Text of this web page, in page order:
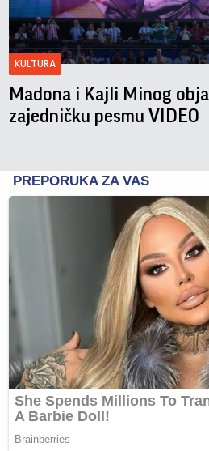
KULTURA
Madona i Kajli Minog
zajedničku pesmu VIDEO